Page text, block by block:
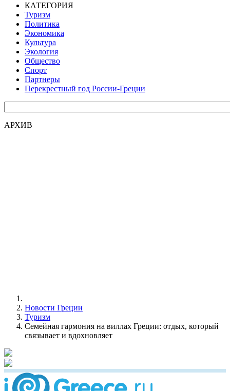
КАТЕГОРИЯ
Туризм
Политика
Экономика
Культура
Экология
Общество
Спорт
Партнеры
Перекрестный год России-Греции
АРХИВ
Новости Греции
Туризм
Семейная гармония на виллах Греции: отдых, который
связывает и вдохновляет